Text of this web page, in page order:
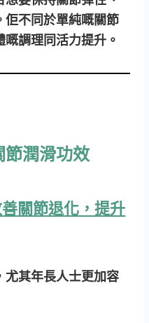
佢不同於單純嘅關節
調理同活力提升。
潤滑功效
關節退化，提升
尤其年長人士更加容